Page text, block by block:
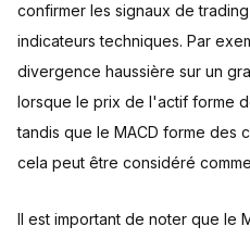
confirmer les signaux de
indicateurs techniques. Par
divergence haussière sur un
lorsque le prix de l'actif forme
tandis que le MACD forme des
cela peut être considéré
Il est important de noter que le